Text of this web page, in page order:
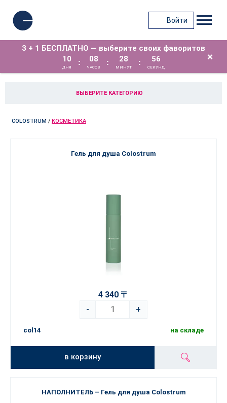
Войти
3 + 1 БЕСПЛАТНО — выберите своих фаворитов
10
ДНЯ
: 08
ЧАСОВ
: 28
МИНУТ
: 56
СЕКУНД
×
ВЫБЕРИТЕ КАТЕГОРИЮ
COLOSTRUM / КОСМЕТИКА
Гель для душа Colostrum
4 340 〒
-
+
col14 на складе
в корзину
НАПОЛНИТЕЛЬ – Гель для душа Colostrum